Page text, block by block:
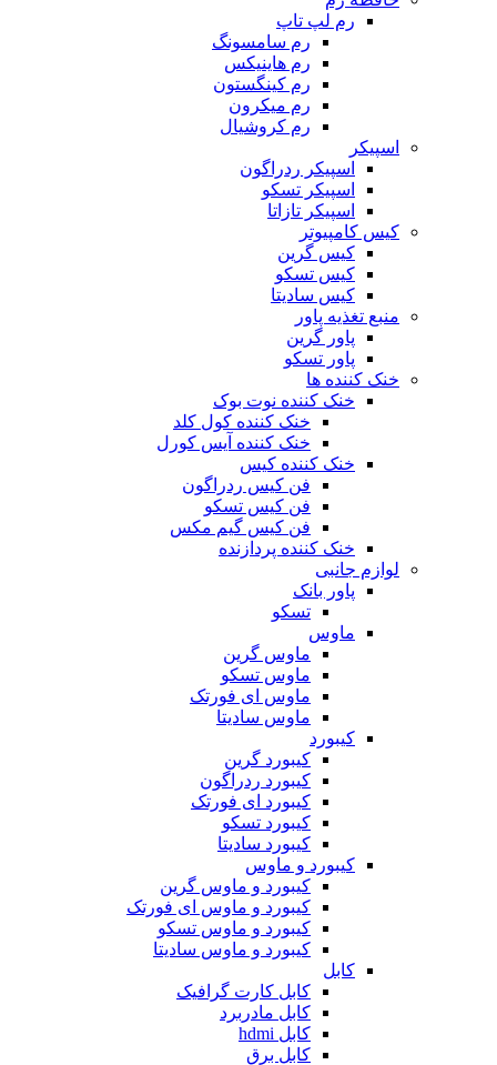
رم لپ تاپ
رم سامسونگ
رم هاینیکس
رم کینگستون
رم میکرون
رم کروشیال
اسپیکر
اسپیکر ردراگون
اسپیکر تسکو
اسپیکر تازاتا
کیس کامپیوتر
کیس گرین
کیس تسکو
کیس سادیتا
منبع تغذیه‌ پاور
پاور گرین
پاور تسکو
خنک کننده ها
خنک کننده نوت بوک
خنک کننده کول کلد
خنک کننده آیس کورل
خنک کننده کیس
فن کیس ردراگون
فن کیس تسکو
فن کیس گیم مکس
خنک کننده پردازنده
لوازم جانبی
پاور بانک
تسکو
ماوس
ماوس گرین
ماوس تسکو
ماوس ای فورتک
ماوس سادیتا
کیبورد
کیبورد گرین
کیبورد ردراگون
کیبورد ای فورتک
کیبورد تسکو
کیبورد سادیتا
کیبورد و ماوس
کیبورد و ماوس گرین
کیبورد و ماوس ای فورتک
کیبورد و ماوس تسکو
کیبورد و ماوس سادیتا
کابل
کابل کارت گرافیک
کابل مادربرد
کابل hdmi
کابل برق